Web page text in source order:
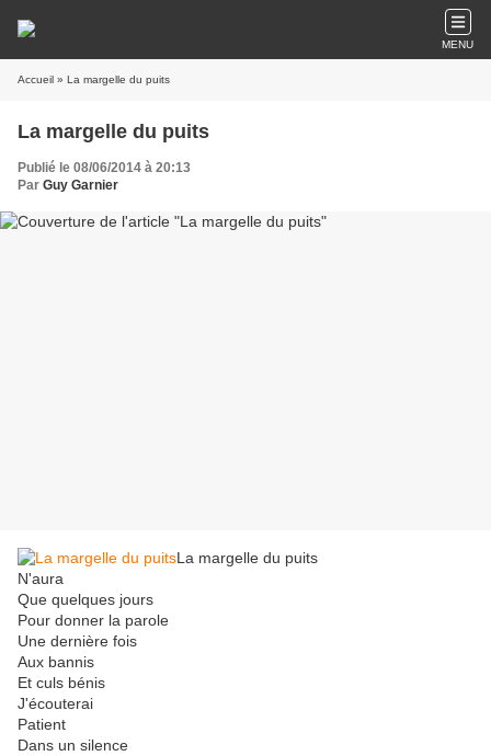
MENU
Accueil » La margelle du puits
La margelle du puits
Publié le 08/06/2014 à 20:13
Par Guy Garnier
La margelle du puits
N'aura
Que quelques jours
Pour donner la parole
Une dernière fois
Aux bannis
Et culs bénis
J'écouterai
Patient
Dans un silence